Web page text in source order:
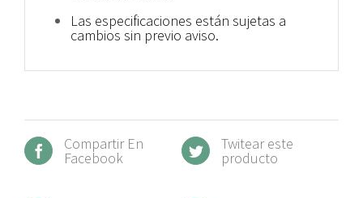
Las especificaciones están sujetas a
cambios sin previo aviso.
Compartir En
Facebook
Twitear este
producto